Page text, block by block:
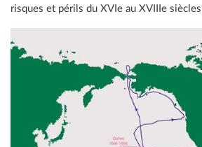
risques et périls du XVIe au XVIIIe